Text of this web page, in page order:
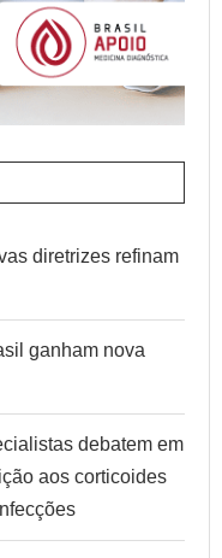
diretrizes refinam
ganham nova
debatem em
aos corticoides